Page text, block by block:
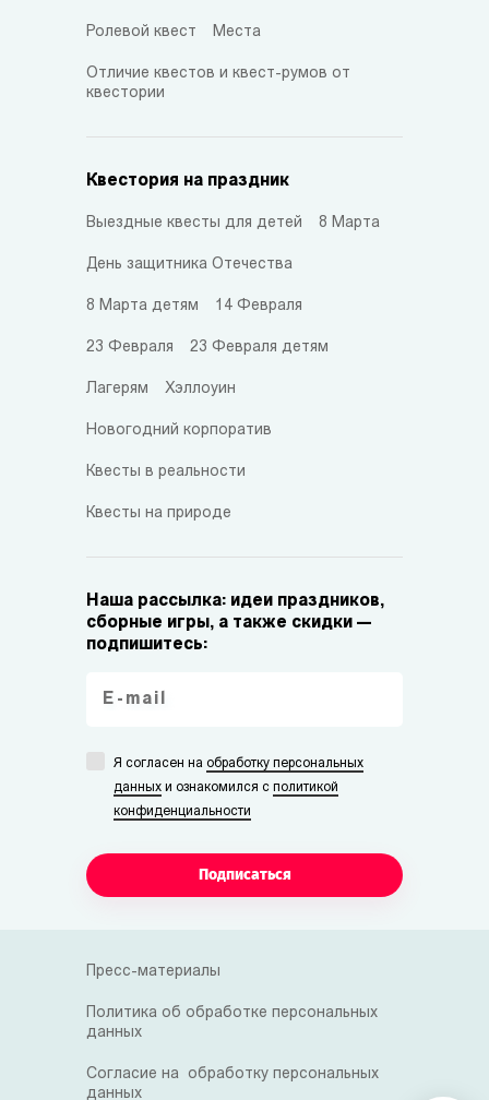
Ролевой квест Места
Отличие квестов и квест-румов от
квестории
Квестория на праздник
Выездные квесты для детей 8 Марта
День защитника Отечества
8 Марта детям 14 Февраля
23 Февраля 23 Февраля детям
Лагерям Хэллоуин
Новогодний корпоратив
Квесты в реальности
Квесты на природе
Наша рассылка: идеи праздников,
сборные игры, а также скидки —
подпишитесь:
Я согласен на обработку персональных
данных и ознакомился с политикой
конфиденциальности
Подписаться
Пресс-материалы
Политика об обработке персональных
данных
Согласие на обработку персональных
данных